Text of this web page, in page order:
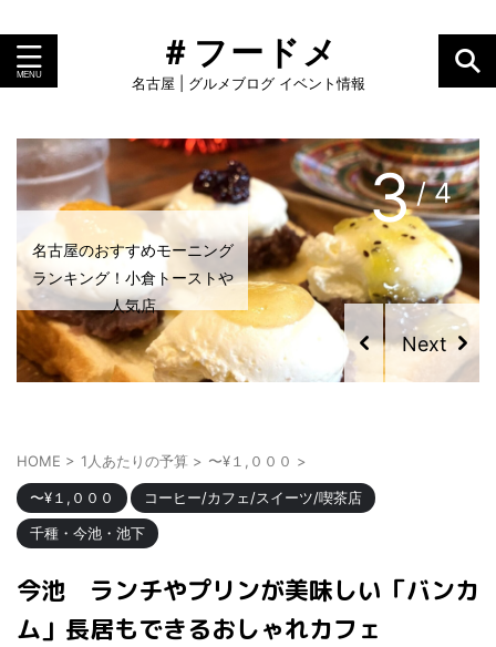
＃フードメ
名古屋 | グルメブログ イベント情報
名古屋のおすすめモーニング
ランキング！小倉トーストや
人気店
2023年最新！名古屋のおす
すめクレープ特集
4/ 4
HOME > 1人あたりの予算 > 〜¥１,０００ >
〜¥１,０００
コーヒー/カフェ/スイーツ/喫茶店
千種・今池・池下
今池 ランチやプリンが美味しい「バンカ
ム」長居もできるおしゃれカフェ